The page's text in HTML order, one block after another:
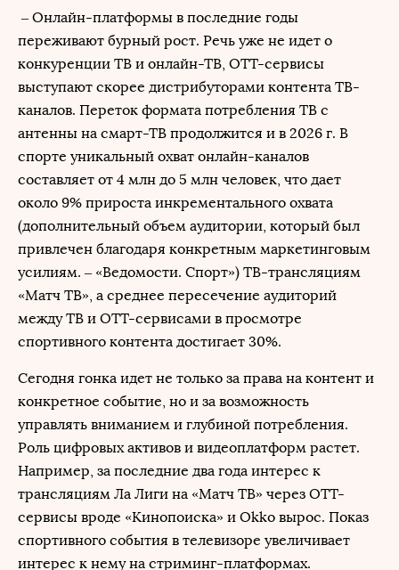
– Онлайн-платформы в последние годы
переживают бурный рост. Речь уже не идет о
конкуренции ТВ и онлайн-ТВ, ОТТ-сервисы
выступают скорее дистрибуторами контента ТВ-
каналов. Переток формата потребления ТВ с
антенны на смарт-ТВ продолжится и в 2026 г. В
спорте уникальный охват онлайн-каналов
составляет от 4 млн до 5 млн человек, что дает
около 9% прироста инкрементального охвата
(дополнительный объем аудитории, который был
привлечен благодаря конкретным маркетинговым
усилиям. – «Ведомости. Спорт») ТВ-трансляциям
«Матч ТВ», а среднее пересечение аудиторий
между ТВ и ОТТ-сервисами в просмотре
спортивного контента достигает 30%.
Сегодня гонка идет не только за права на контент и
конкретное событие, но и за возможность
управлять вниманием и глубиной потребления.
Роль цифровых активов и видеоплатформ растет.
Например, за последние два года интерес к
трансляциям Ла Лиги на «Матч ТВ» через OTT-
сервисы вроде «Кинопоиска» и Okko вырос. Показ
спортивного события в телевизоре увеличивает
интерес к нему на стриминг-платформах.